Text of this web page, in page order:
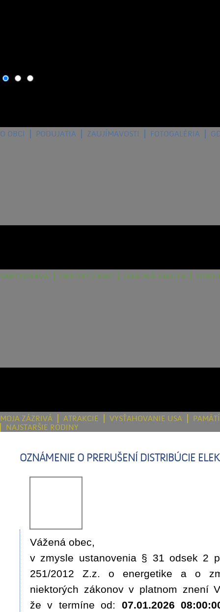
O OBCI PODUJATIA ZAUJÍMAVOSTI FOTOGALÉRIA
SAMOSPRÁVA OBECNÝ ÚRAD ÚRADNÁ TABUĽA
MOJA ZÁZRIVÁ ATRAKCIE VYSŤAHOVANIE USA
NAJSTARŠIE RODINY
OZNÁMENIE O PRERUŠENÍ DISTRIBÚCIE
Vážená obec,
v zmysle ustanovenia § 31 odsek 2
251/2012 Z.z. o energetike a o
niektorých zákonov v platnom znení
že v termíne od: 07.01.2026